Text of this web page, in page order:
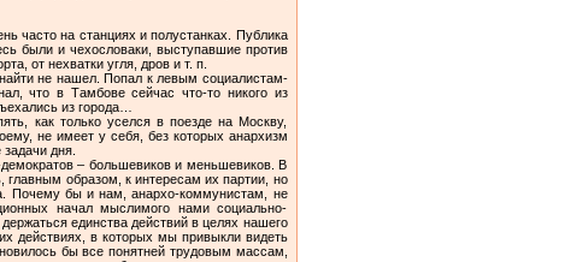
часто на станциях и полустанках. Публика
были и чехословаки, выступавшие против
от нехватки угля, дров и т. п.
не нашел. Попал к левым социалистам-
что в Тамбове сейчас что-то никого из
из города…
как только уселся в поезде на Москву,
не имеет у себя, без которых анархизм
дня.
– большевиков и меньшевиков. В
главным образом, к интересам их партии, но
Почему бы и нам, анархо-коммунистам, не
начал мыслимого нами социально-
единства действий в целях нашего
действиях, в которых мы привыкли видеть
бы все понятней трудовым массам,